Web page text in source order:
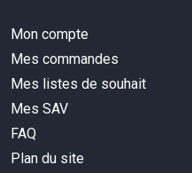
Mon compte
Mes commandes
Mes listes de souhait
Mes SAV
FAQ
Plan du site